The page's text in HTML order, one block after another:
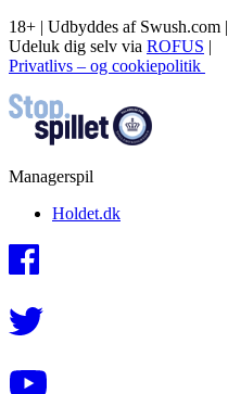
18+ | Udbyddes af Swush.com |
Udeluk dig selv via ROFUS |
Privatlivs – og cookiepolitik
Managerspil
Holdet.dk